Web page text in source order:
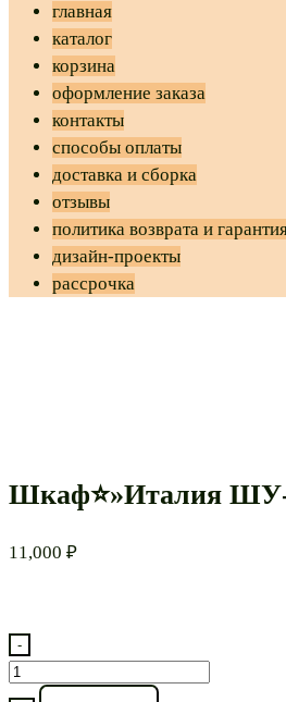
главная
каталог
корзина
оформление заказа
контакты
способы оплаты
доставка и сборка
отзывы
политика возврата и
дизайн-проекты
рассрочка
Шкаф⭐»Италия ШУ-
11,000 ₽
-
Количество
товара